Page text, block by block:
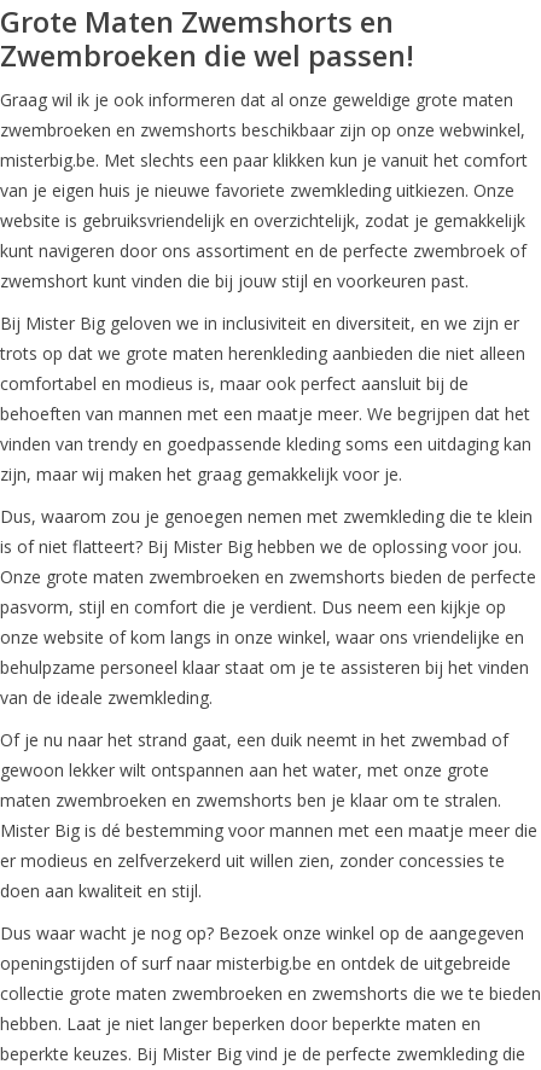
Grote Maten Zwemshorts en
Zwembroeken die wel passen!
Graag wil ik je ook informeren dat al onze geweldige grote maten
zwembroeken en zwemshorts beschikbaar zijn op onze webwinkel,
misterbig.be. Met slechts een paar klikken kun je vanuit het comfort
van je eigen huis je nieuwe favoriete zwemkleding uitkiezen. Onze
website is gebruiksvriendelijk en overzichtelijk, zodat je gemakkelijk
kunt navigeren door ons assortiment en de perfecte zwembroek of
zwemshort kunt vinden die bij jouw stijl en voorkeuren past.
Bij Mister Big geloven we in inclusiviteit en diversiteit, en we zijn er
trots op dat we grote maten herenkleding aanbieden die niet alleen
comfortabel en modieus is, maar ook perfect aansluit bij de
behoeften van mannen met een maatje meer. We begrijpen dat het
vinden van trendy en goedpassende kleding soms een uitdaging kan
zijn, maar wij maken het graag gemakkelijk voor je.
Dus, waarom zou je genoegen nemen met zwemkleding die te klein
is of niet flatteert? Bij Mister Big hebben we de oplossing voor jou.
Onze grote maten zwembroeken en zwemshorts bieden de perfecte
pasvorm, stijl en comfort die je verdient. Dus neem een kijkje op
onze website of kom langs in onze winkel, waar ons vriendelijke en
behulpzame personeel klaar staat om je te assisteren bij het vinden
van de ideale zwemkleding.
Of je nu naar het strand gaat, een duik neemt in het zwembad of
gewoon lekker wilt ontspannen aan het water, met onze grote
maten zwembroeken en zwemshorts ben je klaar om te stralen.
Mister Big is dé bestemming voor mannen met een maatje meer die
er modieus en zelfverzekerd uit willen zien, zonder concessies te
doen aan kwaliteit en stijl.
Dus waar wacht je nog op? Bezoek onze winkel op de aangegeven
openingstijden of surf naar misterbig.be en ontdek de uitgebreide
collectie grote maten zwembroeken en zwemshorts die we te bieden
hebben. Laat je niet langer beperken door beperkte maten en
beperkte keuzes. Bij Mister Big vind je de perfecte zwemkleding die